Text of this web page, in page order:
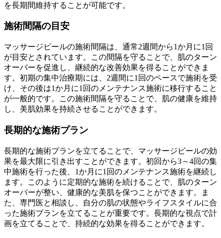
を長期間維持することが可能です。
施術間隔の目安
マッサージピールの施術間隔は、通常2週間から1か月に1回
が目安とされています。この間隔を守ることで、肌のターン
オーバーを促進し、継続的な改善効果を得ることができま
す。初期の集中治療期には、2週間に1回のペースで施術を受
け、その後は1か月に1回のメンテナンス施術に移行すること
が一般的です。この施術間隔を守ることで、肌の健康を維持
し、美肌効果を持続させることができます。
長期的な施術プラン
長期的な施術プランを立てることで、マッサージピールの効
果を最大限に引き出すことができます。初回から3～4回の集
中施術を行った後、1か月に1回のメンテナンス施術を継続し
ます。このように定期的な施術を続けることで、肌のターン
オーバーが整い、健康的な美肌を保つことができます。ま
た、専門医と相談し、自分の肌の状態やライフスタイルに合
った施術プランを立てることが重要です。長期的な視点で計
画を立てることで、持続的な効果を得ることができます。